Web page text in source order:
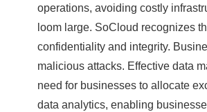
operations, avoiding costly
loom large. SoCloud recognizes
confidentiality and integrity.
malicious attacks. Effective data
need for businesses to allocate
data analytics, enabling